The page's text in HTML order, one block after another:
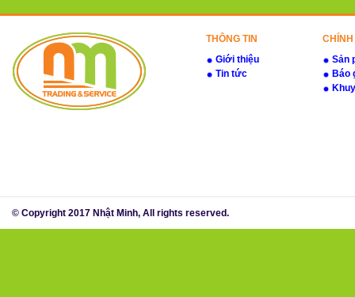
THÔNG TIN
Giới thiệu
Tin tức
Sản
Báo
© Copyright 2017 Nhật Minh, All rights reserved.